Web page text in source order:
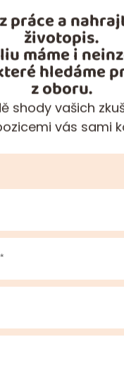
práce a
životopis.
máme i
hledáme
z oboru.
shody vašich
vás sami